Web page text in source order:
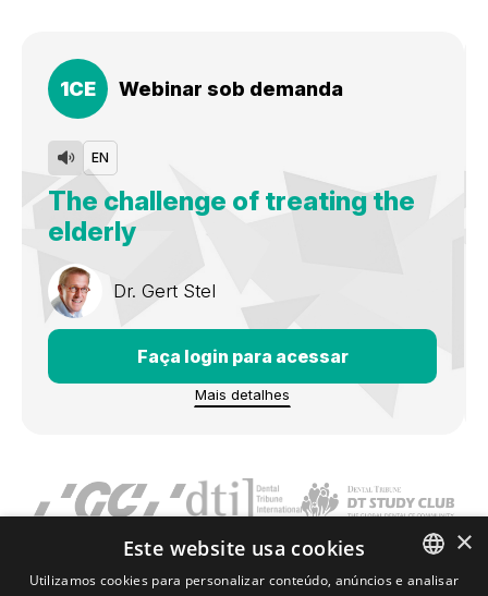
1CE Webinar sob demanda
EN
The challenge of treating the
elderly
Dr. Gert Stel
Faça login para acessar
Mais detalhes
×
Este website usa cookies
Utilizamos cookies para personalizar conteúdo, anúncios e analisar